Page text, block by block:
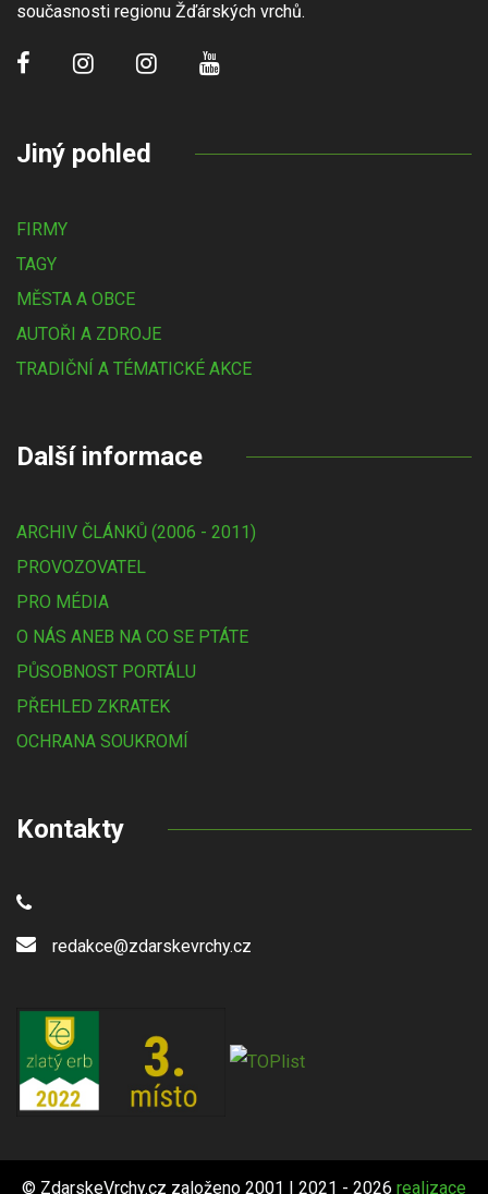
současnosti regionu Žďárských vrchů.
Jiný pohled
FIRMY
TAGY
MĚSTA A OBCE
AUTOŘI A ZDROJE
TRADIČNÍ A TÉMATICKÉ AKCE
Další informace
ARCHIV ČLÁNKŮ (2006 - 2011)
PROVOZOVATEL
PRO MÉDIA
O NÁS ANEB NA CO SE PTÁTE
PŮSOBNOST PORTÁLU
PŘEHLED ZKRATEK
OCHRANA SOUKROMÍ
Kontakty
redakce@zdarskevrchy.cz
© ZdarskeVrchy.cz založeno 2001 | 2021 - 2026 realizace